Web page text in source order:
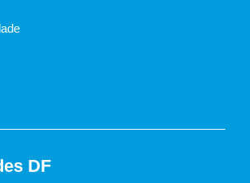
DF